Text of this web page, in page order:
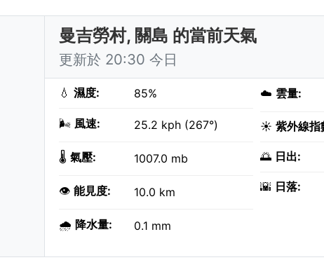
曼吉勞村, 關島 的當前天氣
更新於 20:30 今日
💧 濕度: 85%
🌬️ 風速: 25.2 kph (267°)
🌡️ 氣壓: 1007.0 mb
👁️ 能見度: 10.0 km
🌧️ 降水量: 0.1 mm
☁️ 雲量:
☀️ 紫外線指
🌅 日出:
🌇 日落: